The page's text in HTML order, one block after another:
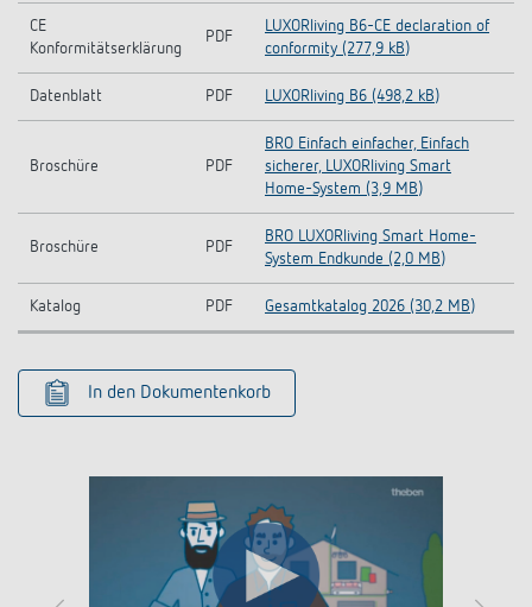
CE
Konformitätserklärung
PDF
LUXORliving B6-CE declaration of
conformity (277,9 kB)
Datenblatt PDF LUXORliving B6 (498,2 kB)
Broschüre PDF
BRO Einfach einfacher, Einfach
sicherer, LUXORliving Smart
Home-System (3,9 MB)
Broschüre PDF
BRO LUXORliving Smart Home-
System Endkunde (2,0 MB)
Katalog PDF Gesamtkatalog 2026 (30,2 MB)
In den Dokumentenkorb